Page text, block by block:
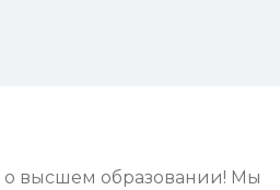
высшем образовании! Мы